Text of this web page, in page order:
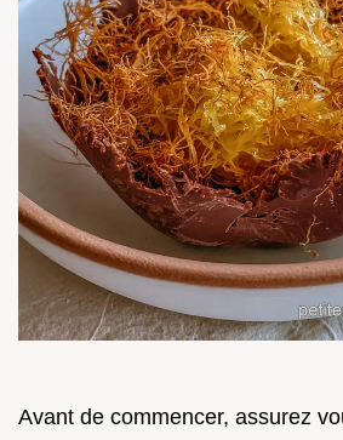
Avant de commencer, assurez